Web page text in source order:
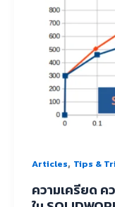
Articles, Tips &
ความเครียด